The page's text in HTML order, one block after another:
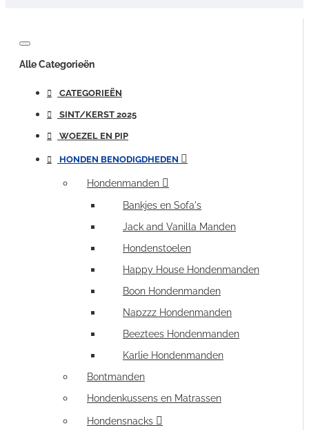
Alle Categorieën
CATEGORIEËN
SINT/KERST 2025
WOEZEL EN PIP
HONDEN BENODIGDHEDEN
Hondenmanden
Bankjes en Sofa's
Jack and Vanilla Manden
Hondenstoelen
Happy House Hondenmanden
Boon Hondenmanden
Napzzz Hondenmanden
Beeztees Hondenmanden
Karlie Hondenmanden
Bontmanden
Hondenkussens en Matrassen
Hondensnacks